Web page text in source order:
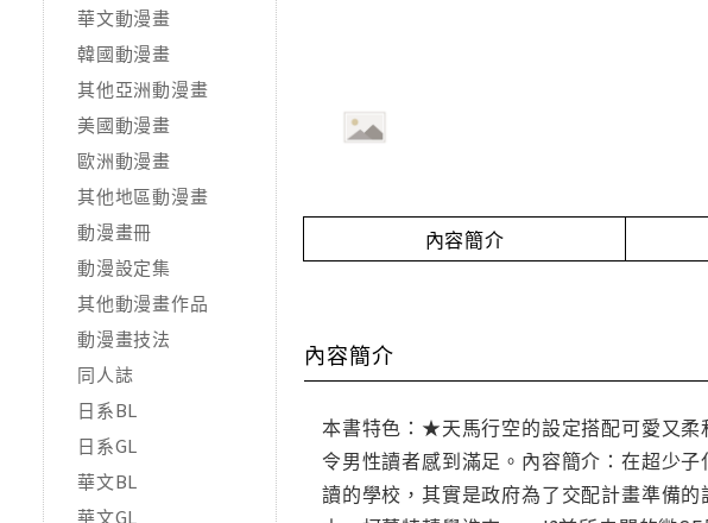
華文動漫畫
韓國動漫畫
其他亞洲動漫畫
美國動漫畫
歐洲動漫畫
其他地區動漫畫
動漫畫冊
動漫設定集
其他動漫畫作品
動漫畫技法
同人誌
日系BL
日系GL
華文BL
華文GL
內容簡介
內容簡介
本書特色：★天馬行空的設定搭配可愛又
令男性讀者感到滿足。內容簡介：在超少
讀的學校，其實是政府為了交配計畫準備